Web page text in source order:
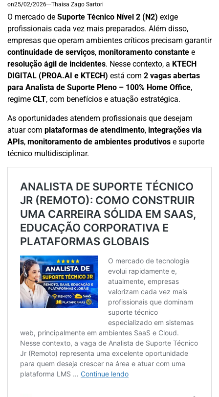
on25/02/2026 Thaisa Zago Sartori
O mercado de Suporte Técnico Nível 2 (N2) exige
profissionais cada vez mais preparados. Além disso,
empresas que operam ambientes críticos precisam garantir
continuidade de serviços, monitoramento constante e
resolução ágil de incidentes. Nesse contexto, a KTECH
DIGITAL (PROA.AI e KTECH) está com 2 vagas abertas
para Analista de Suporte Pleno – 100% Home Office,
regime CLT, com benefícios e atuação estratégica.
As oportunidades atendem profissionais que desejam
atuar com plataformas de atendimento, integrações via
APIs, monitoramento de ambientes produtivos e suporte
técnico multidisciplinar.